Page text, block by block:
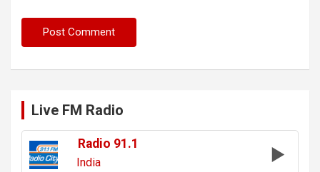
Live FM Radio
Radio 91.1
India